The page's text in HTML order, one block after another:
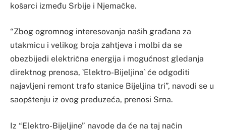
košarci između Srbije i Njemačke.
“Zbog ogromnog interesovanja naših građana za
utakmicu i velikog broja zahtjeva i molbi da se
obezbijedi električna energija i mogućnost gledanja
direktnog prenosa, `Elektro-Bijeljina` će odgoditi
najavljeni remont trafo stanice Bijeljina tri”, navodi se u
saopštenju iz ovog preduzeća, prenosi Srna.
Iz “Elektro-Bijeljine” navode da će na taj način